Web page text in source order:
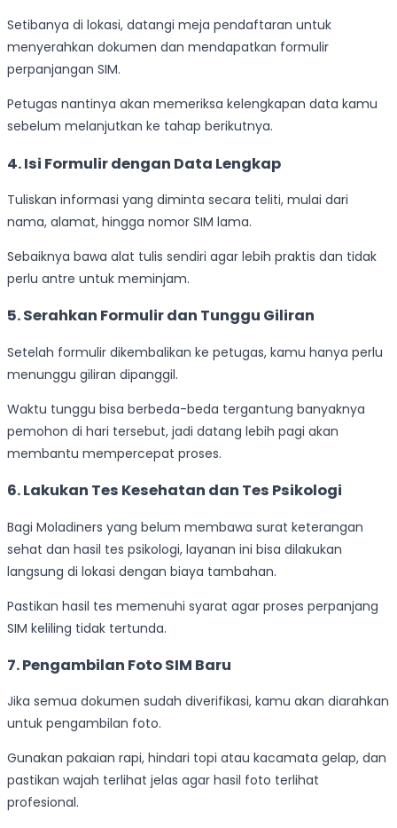
Setibanya di lokasi, datangi meja pendaftaran untuk
menyerahkan dokumen dan mendapatkan formulir
perpanjangan SIM.
Petugas nantinya akan memeriksa kelengkapan data kamu
sebelum melanjutkan ke tahap berikutnya.
4. Isi Formulir dengan Data Lengkap
Tuliskan informasi yang diminta secara teliti, mulai dari
nama, alamat, hingga nomor SIM lama.
Sebaiknya bawa alat tulis sendiri agar lebih praktis dan tidak
perlu antre untuk meminjam.
5. Serahkan Formulir dan Tunggu Giliran
Setelah formulir dikembalikan ke petugas, kamu hanya perlu
menunggu giliran dipanggil.
Waktu tunggu bisa berbeda-beda tergantung banyaknya
pemohon di hari tersebut, jadi datang lebih pagi akan
membantu mempercepat proses.
6. Lakukan Tes Kesehatan dan Tes Psikologi
Bagi Moladiners yang belum membawa surat keterangan
sehat dan hasil tes psikologi, layanan ini bisa dilakukan
langsung di lokasi dengan biaya tambahan.
Pastikan hasil tes memenuhi syarat agar proses perpanjang
SIM keliling tidak tertunda.
7. Pengambilan Foto SIM Baru
Jika semua dokumen sudah diverifikasi, kamu akan diarahkan
untuk pengambilan foto.
Gunakan pakaian rapi, hindari topi atau kacamata gelap, dan
pastikan wajah terlihat jelas agar hasil foto terlihat
profesional.